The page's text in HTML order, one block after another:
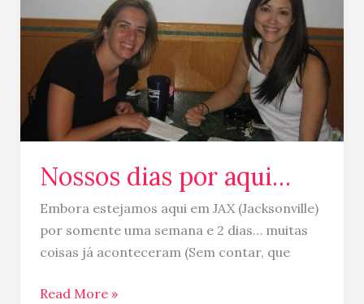
Nossos dias por aqui…
Embora estejamos aqui em JAX (Jacksonville)
por somente uma semana e 2 dias… muitas
coisas já aconteceram (Sem contar, que
aqui…
Read More »